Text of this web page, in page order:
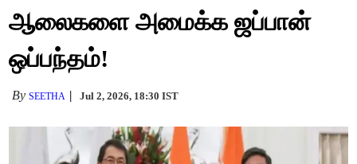
ஆலைகளை அமைக்க ஜப்பான்
ஒப்பந்தம்!
BySEETHA Jul 2, 2026, 18:30 IST